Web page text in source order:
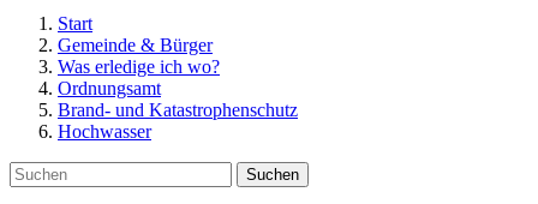
Start
Gemeinde & Bürger
Was erledige ich wo?
Ordnungsamt
Brand- und Katastrophenschutz
Hochwasser
Suchen